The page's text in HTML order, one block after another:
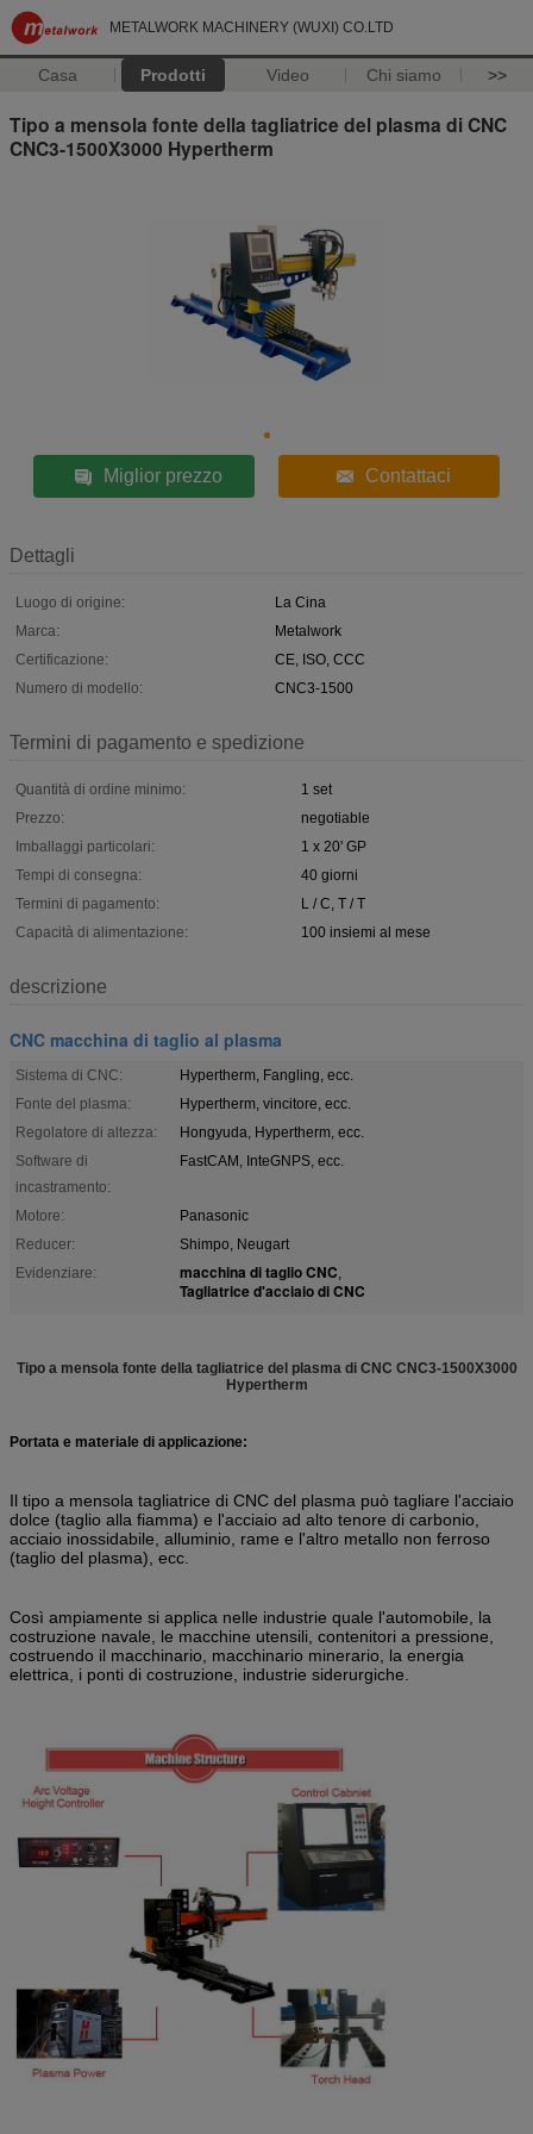
METALWORK MACHINERY (WUXI) CO.LTD
Casa Prodotti Video Chi siamo >>
Tipo a mensola fonte della tagliatrice del plasma di CNC
CNC3-1500X3000 Hypertherm
Miglior prezzo Contattaci
Dettagli
Luogo di origine:
La Cina
Marca:
Metalwork
Certificazione:
CE, ISO, CCC
Numero di modello:
CNC3-1500
Termini di pagamento e spedizione
Quantità di ordine minimo:
1 set
Prezzo:
negotiable
Imballaggi particolari:
1 x 20' GP
Tempi di consegna:
40 giorni
Termini di pagamento:
L / C, T / T
Capacità di alimentazione:
100 insiemi al mese
descrizione
CNC macchina di taglio al plasma
Sistema di CNC:
Hypertherm, Fangling, ecc.
Fonte del plasma:
Hypertherm, vincitore, ecc.
Regolatore di altezza:
Hongyuda, Hypertherm, ecc.
Software di
incastramento:
FastCAM, InteGNPS, ecc.
Motore:
Panasonic
Reducer:
Shimpo, Neugart
Evidenziare:
macchina di taglio CNC,
Tagliatrice d'acciaio di CNC
Tipo a mensola fonte della tagliatrice del plasma di CNC CNC3-1500X3000
Hypertherm
Portata e materiale di applicazione:
Il tipo a mensola tagliatrice di CNC del plasma può tagliare l'acciaio
dolce (taglio alla fiamma) e l'acciaio ad alto tenore di carbonio,
acciaio inossidabile, alluminio, rame e l'altro metallo non ferroso
(taglio del plasma), ecc.
Così ampiamente si applica nelle industrie quale l'automobile, la
costruzione navale, le macchine utensili, contenitori a pressione,
costruendo il macchinario, macchinario minerario, la energia
elettrica, i ponti di costruzione, industrie siderurgiche.